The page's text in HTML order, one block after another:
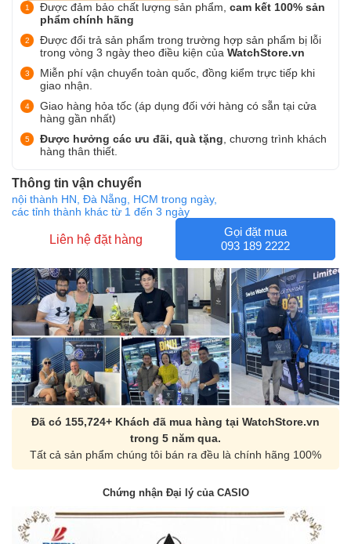
Được đảm bảo chất lượng sản phẩm, cam kết 100% sản
phẩm chính hãng
Được đổi trả sản phẩm trong trường hợp sản phẩm bị lỗi
trong vòng 3 ngày theo điều kiện của WatchStore.vn
Miễn phí vận chuyển toàn quốc, đồng kiểm trực tiếp khi
giao nhận.
Giao hàng hỏa tốc (áp dụng đối với hàng có sẵn tại cửa
hàng gần nhất)
Được hưởng các ưu đãi, quà tặng , chương trình khách
hàng thân thiết.
Thông tin vận chuyển
nội thành HN, Đà Nẵng, HCM trong ngày,
các tỉnh thành khác từ 1 đến 3 ngày
Liên hệ đặt hàng
Gọi đặt mua
093 189 2222
Đã có 155,724+ Khách đã mua hàng tại WatchStore.vn
trong 5 năm qua.
Tất cả sản phẩm chúng tôi bán ra đều là chính hãng 100%
Chứng nhận Đại lý của CASIO